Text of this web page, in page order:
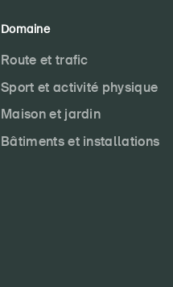
Domaine
Route et trafic
Sport et activité physique
Maison et jardin
Bâtiments et installations